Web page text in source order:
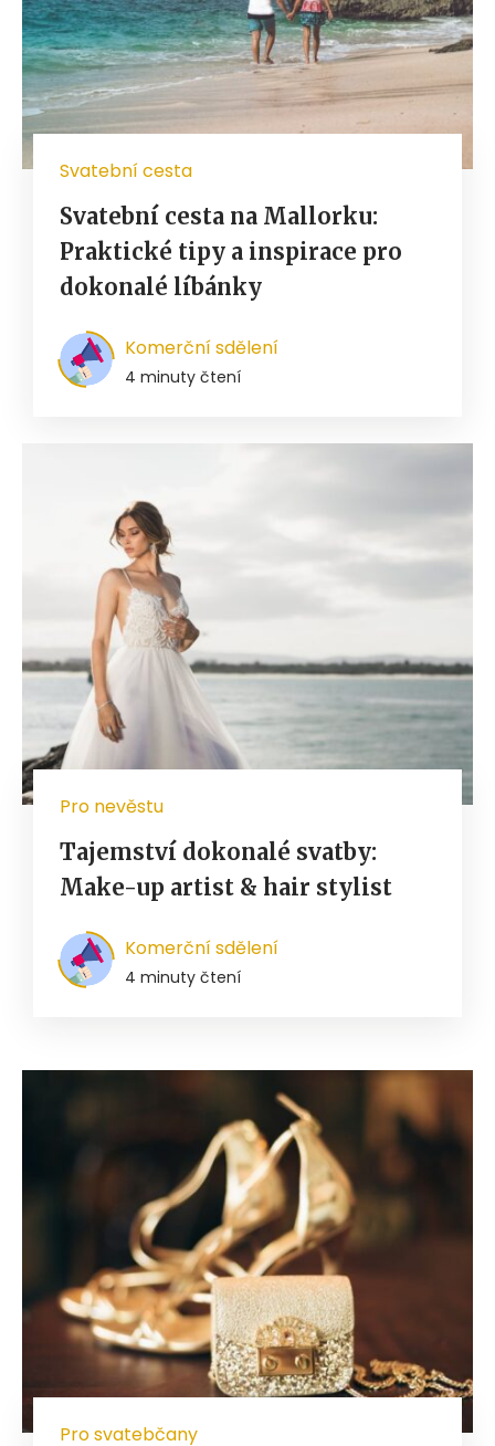
Svatební cesta
Svatební cesta na Mallorku:
Praktické tipy a inspirace pro
dokonalé líbánky
Komerční sdělení
4 minuty čtení
Pro nevěstu
Tajemství dokonalé svatby:
Make-up artist & hair stylist
Komerční sdělení
4 minuty čtení
Pro svatebčany